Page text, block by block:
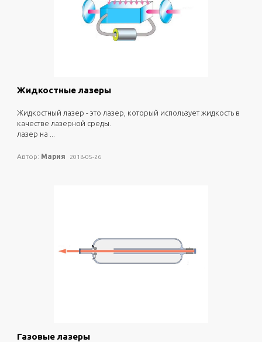
Жидкостные лазеры
жидкостный лазер - это лазер, который использует жидкость в
качестве лазерной среды.
лазер на ...
Автор: Мария 2018-05-26
Газовые лазеры